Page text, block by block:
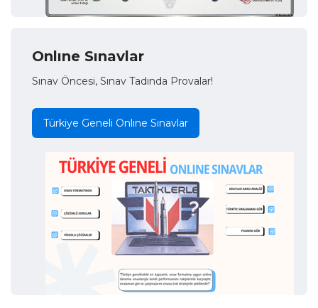
Onlıne Sınavlar
Sınav Öncesi, Sınav Tadında Provalar!
Türkiye Geneli Onlıne Sınavlar